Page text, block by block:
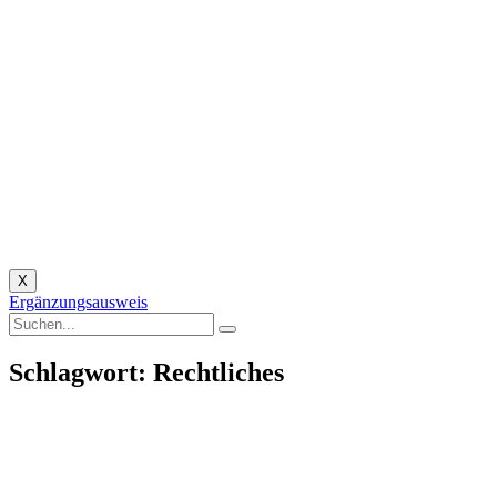
X
Ergänzungsausweis
Schlagwort: Rechtliches